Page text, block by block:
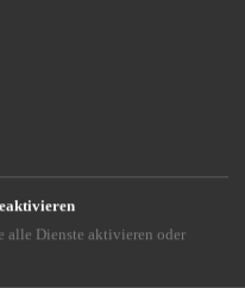
jeden Gewässers
einsehen.
alle Dienste aktivieren oder